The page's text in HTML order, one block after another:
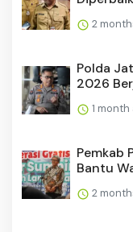
2
Polda
2026
1 month
Pemkab
Bantu
2